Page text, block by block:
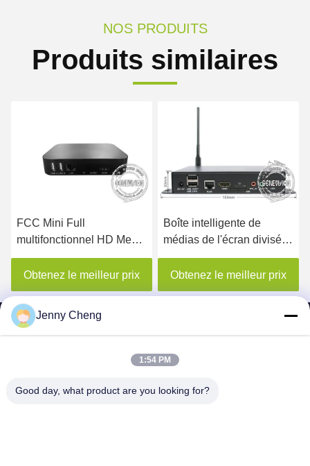
NOS PRODUITS
Produits similaires
FCC Mini Full
multifonctionnel HD Media
Player 1080P
Obtenez le meilleur prix
Boîte intelligente de
médias de l'écran divisé
HDMI Android avec l'unité
centrale de traitement
RK3399
Obtenez le meilleur prix
SHENZHEN MERCEDESTECHNOLOGY CO.,
Jenny Cheng
1:54 PM
Good day, what product are you looking for?